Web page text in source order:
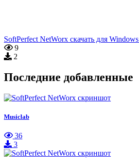
SoftPerfect NetWorx скачать для Windows
9
2
Последние добавленные
Musiclab
36
3